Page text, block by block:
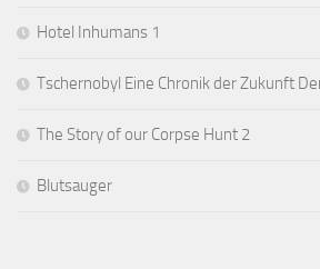
Hotel Inhumans 1
Tschernobyl Eine Chronik der Zukunft
The Story of our Corpse Hunt 2
Blutsauger